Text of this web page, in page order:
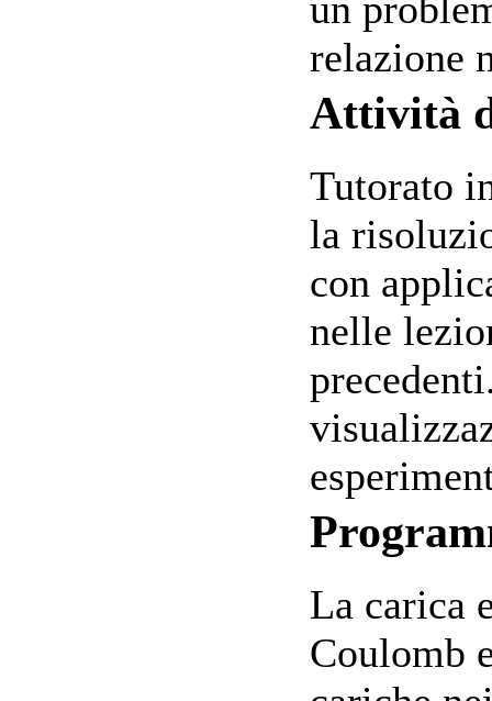
relazione
Attività
Tutorato
la
con
nelle
La carica
Coulomb